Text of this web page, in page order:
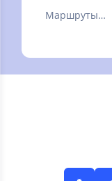
Маршруты
транспорта.
Метро.